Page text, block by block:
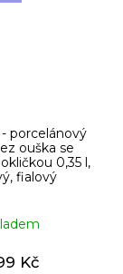
porcelánový
ouška se
0,35 l,
fialový
Kč